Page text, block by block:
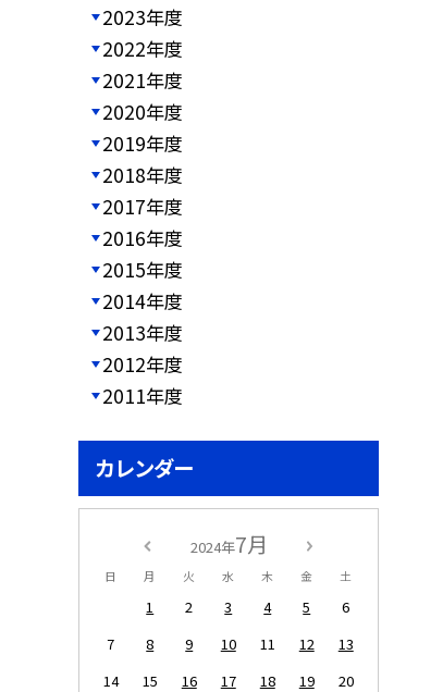
2023年度
2022年度
2021年度
2020年度
2019年度
2018年度
2017年度
2016年度
2015年度
2014年度
2013年度
2012年度
2011年度
カレンダー
2024年7月
日 月 火 水 木 金 土
1 2 3 4 5
6
7
8 9 10 11 12
13
14
15 16 17 18 19
20